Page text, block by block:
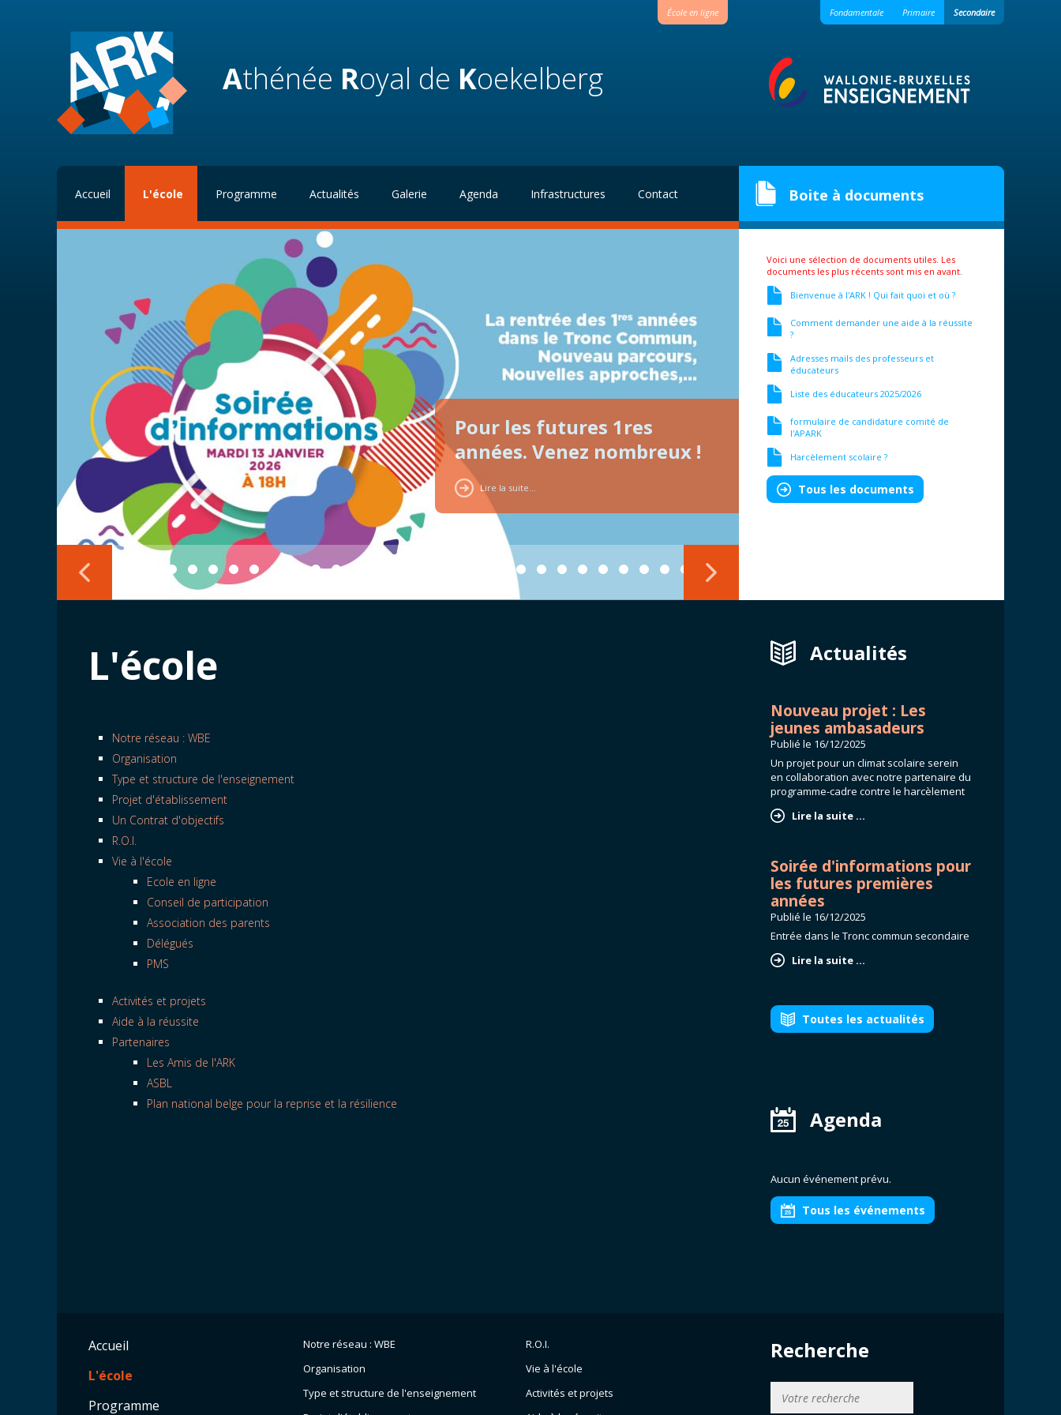
École en ligne Fondamentale Primaire Secondaire
Athénée Royal de Koekelberg
Accueil L'école Programme Actualités Galerie Agenda Infrastructures Contact
Pour les futures 1res
années. Venez nombreux !
Lire la suite...
Boite à documents
Voici une sélection de documents utiles. Les
documents les plus récents sont mis en avant.
Bienvenue à l'ARK ! Qui fait quoi et où ?
Comment demander une aide à la réussite
?
Adresses mails des professeurs et
éducateurs
Liste des éducateurs 2025/2026
formulaire de candidature comité de
l'APARK
Harcèlement scolaire ?
Tous les documents
L'école
Notre réseau : WBE
Organisation
Type et structure de l'enseignement
Projet d'établissement
Un Contrat d'objectifs
R.O.I.
Vie à l'école
Ecole en ligne
Conseil de participation
Association des parents
Délégués
PMS
Activités et projets
Aide à la réussite
Partenaires
Les Amis de l'ARK
ASBL
Plan national belge pour la reprise et la résilience
Actualités
Nouveau projet : Les
jeunes ambasadeurs
Publié le 16/12/2025
Un projet pour un climat scolaire serein
en collaboration avec notre partenaire du
programme-cadre contre le harcèlement
Lire la suite ...
Soirée d'informations pour
les futures premières
années
Publié le 16/12/2025
Entrée dans le Tronc commun secondaire
Lire la suite ...
Toutes les actualités
Agenda
Aucun événement prévu.
Tous les événements
Accueil
L'école
Programme
Notre réseau : WBE
Organisation
Type et structure de l'enseignement
R.O.I.
Vie à l'école
Activités et projets
Recherche